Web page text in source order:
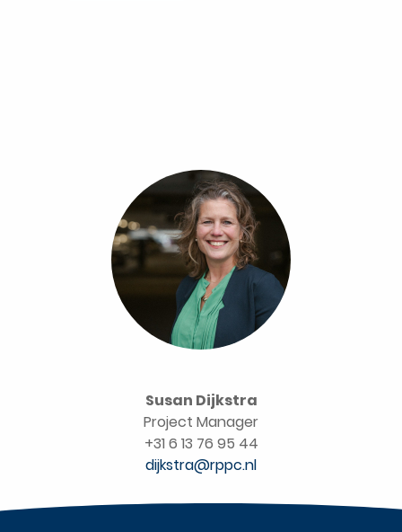
Susan Dijkstra
Project Manager
+31 6 13 76 95 44
dijkstra@rppc.nl